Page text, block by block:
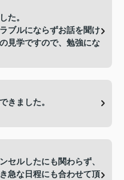
た。
ブルにならずお話を聞け
見学ですので、勉強にな
きました。
セルしたにも関わらず、
急な日程にも合わせて頂